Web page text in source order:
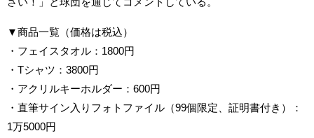
▼商品一覧（価格は税込）
・フェイスタオル：1800円
・Tシャツ：3800円
・アクリルキーホルダー：600円
・直筆サイン入りフォトファイル（99個限定、証明書付き）：
1万5000円